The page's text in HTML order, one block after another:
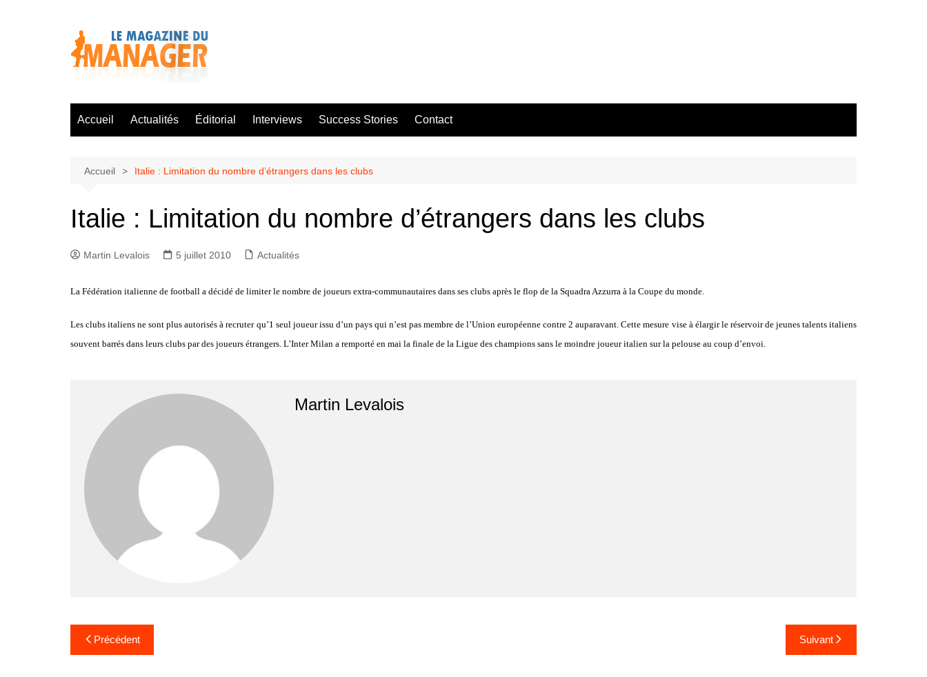
Accueil Actualités Éditorial Interviews Success Stories Contact
Accueil Italie : Limitation du nombre d’étrangers dans les clubs
Italie : Limitation du nombre d’étrangers dans les clubs
Martin Levalois 5 juillet 2010 Actualités
La Fédération italienne de football a décidé de limiter le nombre de joueurs extra-communautaires dans ses clubs après le flop de la Squadra Azzurra à la Coupe du monde.
Les clubs italiens ne sont plus autorisés à recruter qu’1 seul joueur issu d’un pays qui n’est pas membre de l’Union européenne contre 2 auparavant. Cette mesure vise à élargir le réservoir de jeunes talents italiens
souvent barrés dans leurs clubs par des joueurs étrangers. L’Inter Milan a remporté en mai la finale de la Ligue des champions sans le moindre joueur italien sur la pelouse au coup d’envoi.
Martin Levalois
Navigation
de
Précédent Suivant